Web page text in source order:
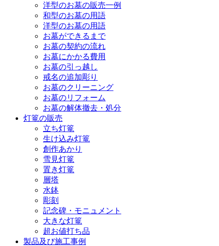
洋型のお墓の販売一例
和型のお墓の用語
洋型のお墓の用語
お墓ができるまで
お墓の契約の流れ
お墓にかかる費用
お墓の引っ越し
戒名の追加彫り
お墓のクリーニング
お墓のリフォーム
お墓の解体撤去・処分
灯篭の販売
立ち灯篭
生け込み灯篭
創作あかり
雪見灯篭
置き灯篭
層塔
水鉢
彫刻
記念碑・モニュメント
大きな灯篭
超お値打ち品
製品及び施工事例